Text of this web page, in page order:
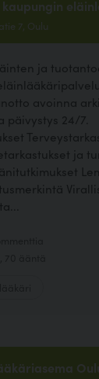
kaupungin
7, Oulu
ja
avoinna
päivystys 24/7.
ja